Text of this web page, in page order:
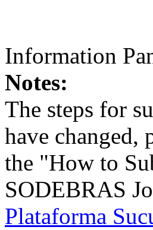
Information
Notes:
The steps for
have changed,
the "How to
SODEBRAS
Plataforma